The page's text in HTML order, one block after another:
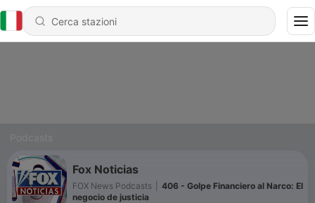
Fox Noticias
FOX News Podcasts
406 - Golpe Financiero al Narco: El
negocio de justicia